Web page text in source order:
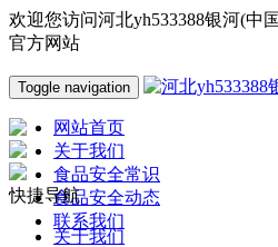
欢迎您访问河北yh533388银河(中
官方网站
Toggle navigation
网站首页
关于我们
食品安全常识
食品安全动态
联系我们
快捷导航
关于我们